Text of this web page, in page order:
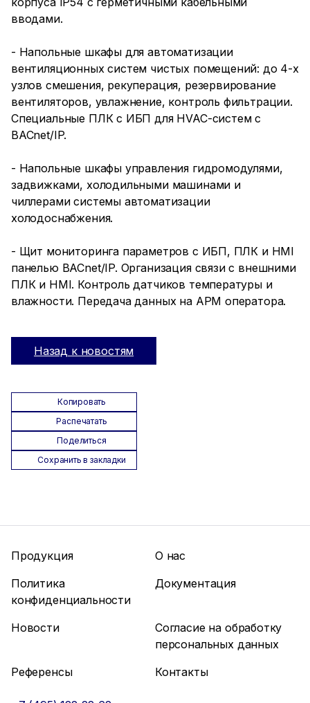
вводами.
- Напольные шкафы для автоматизации
вентиляционных систем чистых помещений: до 4-х
узлов смешения, рекуперация, резервирование
вентиляторов, увлажнение, контроль фильтрации.
Специальные ПЛК с ИБП для HVAC-систем с
BACnet/IP.
- Напольные шкафы управления гидромодулями,
задвижками, холодильными машинами и
чиллерами системы автоматизации
холодоснабжения.
- Щит мониторинга параметров с ИБП, ПЛК и HMI
панелью BACnet/IP. Организация связи с внешними
ПЛК и HMI. Контроль датчиков температуры и
влажности. Передача данных на АРМ оператора.
Назад к новостям
Копировать
Распечатать
Поделиться
Сохранить в закладки
Продукция
О нас
Политика
конфиденциальности
Документация
Новости
Согласие на обработку
персональных данных
Референсы
Контакты